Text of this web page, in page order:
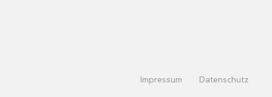
Impressum Datenschutz